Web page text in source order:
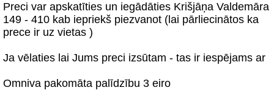
Preci var apskatīties un iegādāties Krišjāņa Valdemāra
149 - 410 kab iepriekš piezvanot (lai pārliecinātos ka
prece ir uz vietas )
Ja vēlaties lai Jums preci izsūtam - tas ir iespējams ar
Omniva pakomāta palīdzību 3 eiro